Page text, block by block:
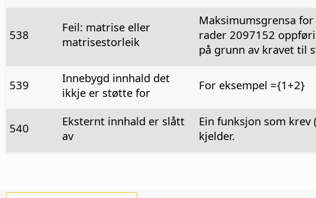
538
Feil: matrise eller
matrisestorleik
Maksimumsgrensa
rader 2097152
på grunn av kravet til
539
Innebygd innhald det
ikkje er støtte for
For eksempel ={1+2}
540
Eksternt innhald er slått
av
Ein funksjon som
kjelder.